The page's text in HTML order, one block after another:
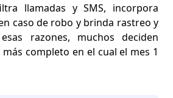
llamadas y SMS, incorpora
caso de robo y brinda rastreo y
razones, muchos deciden
completo en el cualel mes 1